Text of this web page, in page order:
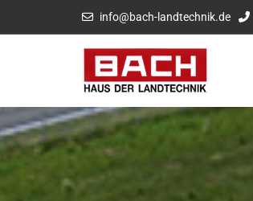
info@bach-landtechnik.de